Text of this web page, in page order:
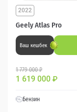
Geely Atlas Pro
2022
Ваш кешбек
1 779 000 ₽
1 619 000 ₽
Бензин